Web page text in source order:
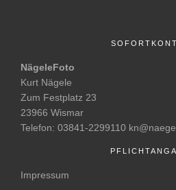
NägeleFoto
Kurt Nägele
Zum Festplatz 23
23966 Wismar
Telefon: 03841-2299110
Impressum